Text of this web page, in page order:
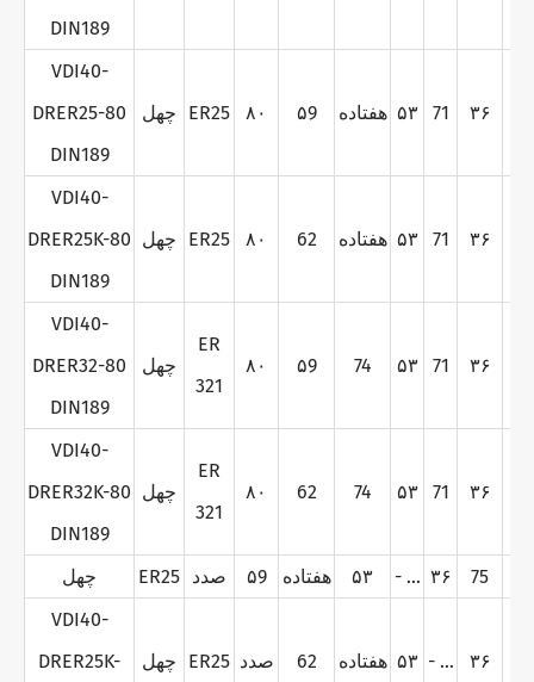
DIN189
VDI40-
DRER25-80
DIN189
چهل ER25 ۸۰ ۵9 هفتاده ۵۳ 71 ۳۶
VDI40-
DRER25K-80
DIN189
چهل ER25 ۸۰ 62 هفتاده ۵۳ 71 ۳۶
VDI40-
DRER32-80
DIN189
چهل
ER
321
۸۰ ۵9 74 ۵۳ 71 ۳۶
VDI40-
DRER32K-80
DIN189
چهل
ER
321
۸۰ 62 74 ۵۳ 71 ۳۶
چهل ER25 صدد ۵9 هفتاده ۵۳ - ... ۳۶ 75
VDI40-
DRER25K-
چهل ER25 صدد 62 هفتاده ۵۳ - ... ۳۶